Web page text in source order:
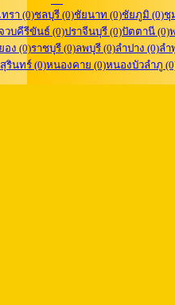
ทรา (0)ชลบุรี (0)ชัยนาท (0)ชัยภูมิ (0)ชุ
วบคีรีขันธ์ (0)ปราจีนบุรี (0)ปัตตานี (0)
อง (0)ราชบุรี (0)ลพบุรี (0)ลำปาง (0)ลำ
สุรินทร์ (0)หนองคาย (0)หนองบัวลำภู